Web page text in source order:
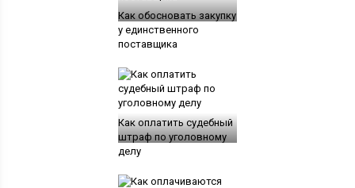
Как обосновать закупку
у единственного
поставщика
Как оплатить судебный
штраф по уголовному
делу